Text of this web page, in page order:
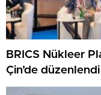
BRICS Nükleer
Çin’de düzenlendi